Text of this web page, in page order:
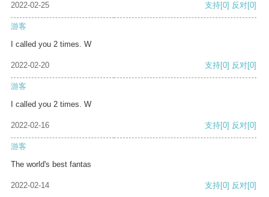
2022-02-25 支持[0] 反对[0]
游客
I called you 2 times. W
2022-02-20 支持[0] 反对[0]
游客
I called you 2 times. W
2022-02-16 支持[0] 反对[0]
游客
The world's best fantas
2022-02-14 支持[0] 反对[0]